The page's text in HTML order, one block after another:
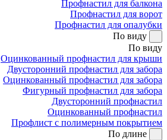
Профнастил для балкона
Профнастил для ворот
Профнастил для опалубки
По виду
По виду
Оцинкованный профнастил для крыши
Двусторонний профнастил для забора
Оцинкованный профнастил для забора
Фигурный профнастил для забора
Двусторонний профнастил
Оцинкованный профнастил
Профлист с полимерным покрытием
По длине